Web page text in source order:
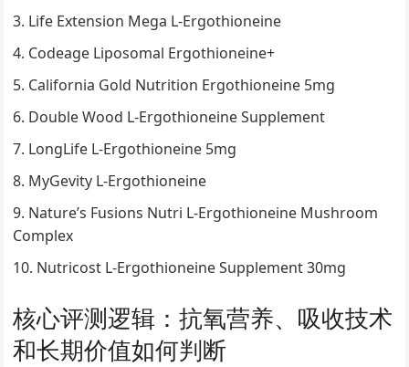
Life Extension Mega L-Ergothioneine
Codeage Liposomal Ergothioneine+
California Gold Nutrition Ergothioneine 5mg
Double Wood L-Ergothioneine Supplement
LongLife L-Ergothioneine 5mg
MyGevity L-Ergothioneine
Nature’s Fusions Nutri L-Ergothioneine Mushroom
Complex
Nutricost L-Ergothioneine Supplement 30mg
核心评测逻辑：抗氧营养、吸收技术
和长期价值如何判断